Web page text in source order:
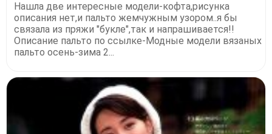
Нашла две интересные модели-кофта,рисунка
описания нет,и пальто жемчужным узором..я бы
связала из пряжи "букле",так и напрашивается!!
Описание пальто по ссылке-Модные модели вязаных
пальто осень-зима 2...